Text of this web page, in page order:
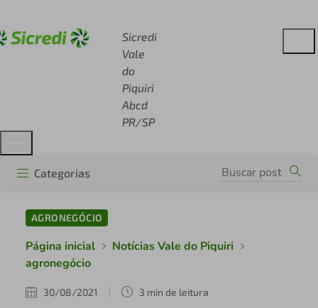
Sicredi
Vale
do
Piquiri
Abcd
PR/SP
Categorias
AGRONEGÓCIO
Página inicial
Notícias Vale do Piquiri
agronegócio
30/08/2021 3 min de leitura